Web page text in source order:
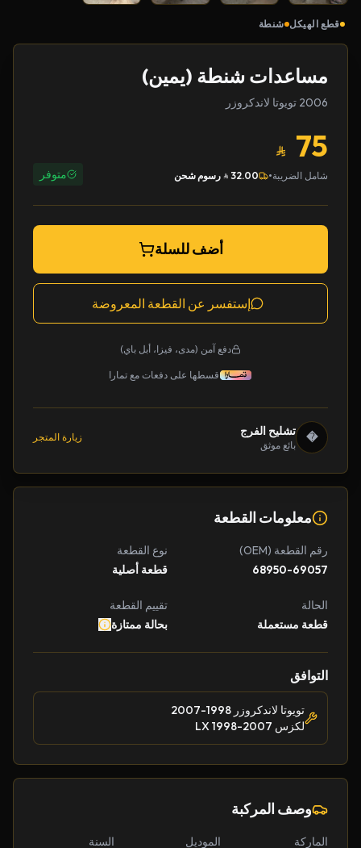
قطع الهيكل شنطة
مساعدات شنطة (يمين)
2006 تويوتا لاندكروزر
75
شامل الضريبة•
32.00 رسوم شحن متوفر
أضف للسلة
إستفسر عن القطعة المعروضة
دفع آمن (مدى، فيزا، أبل باي)
قسطها على دفعات مع تمارا
� تشليح الفرج
بائع موثق
زيارة المتجر
معلومات القطعة
رقم القطعة (OEM)
68950-69057
نوع القطعة
قطعة أصلية
الحالة
قطعة مستعملة
تقييم القطعة
بحالة ممتازة
التوافق
تويوتا لاندكروزر 1998-2007
لكزس LX 1998-2007
وصف المركبة
الماركة الموديل السنة